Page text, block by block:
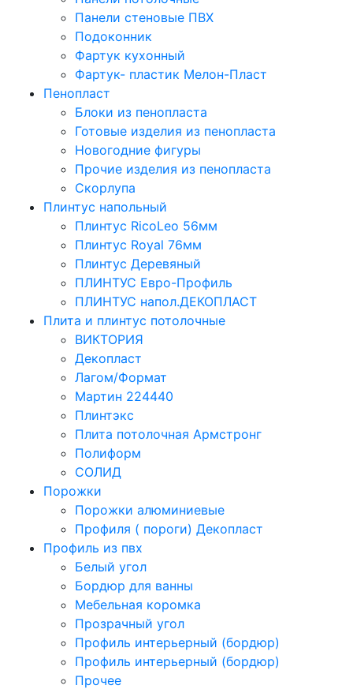
Панели стеновые ПВХ
Подоконник
Фартук кухонный
Фартук- пластик Мелон-Пласт
Пенопласт
Блоки из пенопласта
Готовые изделия из пенопласта
Новогодние фигуры
Прочие изделия из пенопласта
Скорлупа
Плинтус напольный
Плинтус RicoLeo 56мм
Плинтус Royal 76мм
Плинтус Деревяный
ПЛИНТУС Евро-Профиль
ПЛИНТУС напол.ДЕКОПЛАСТ
Плита и плинтус потолочные
ВИКТОРИЯ
Декопласт
Лагом/Формат
Мартин 224440
Плинтэкс
Плита потолочная Армстронг
Полиформ
СОЛИД
Порожки
Порожки алюминиевые
Профиля ( пороги) Декопласт
Профиль из пвх
Белый угол
Бордюр для ванны
Мебельная коромка
Прозрачный угол
Профиль интерьерный (бордюр)
Профиль интерьерный (бордюр)
Прочее